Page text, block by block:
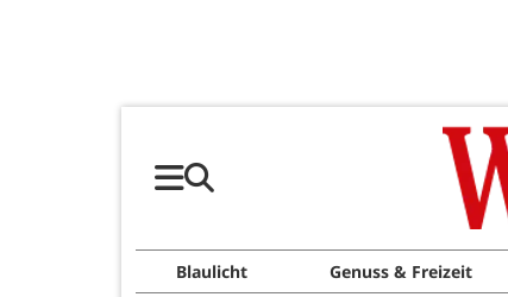
Blaulicht Genuss & Freizeit